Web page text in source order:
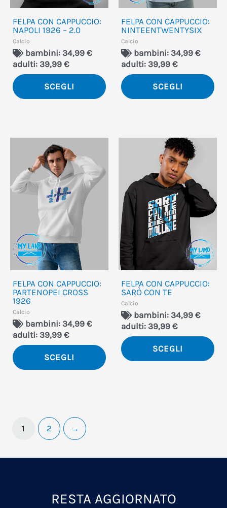
FELPA CON CAPPUCCIO:
NAPOLI 1926 – 2.0
Calcio
bambini: 34,99 €
adulti: 39,99 €
SCEGLI
essere
scelte
nella
pagina
prodotto
FELPA CON CAPPUCCIO:
NINTEENTWENTYSIX
Calcio
bambini: 34,99 €
adulti: 39,99 €
SCEGLI
FELPA CON CAPPUCCIO:
PARTENOPEI CROSS
1926
Calcio
bambini: 34,99 €
adulti: 39,99 €
SCEGLI
varianti.
opzioni
possono
essere
scelte
nella
pagina
prodotto
FELPA CON CAPPUCCIO:
SARÒ CON TE
Calcio
bambini: 34,99 €
adulti: 39,99 €
SCEGLI
1 2 →
RESTA AGGIORNATO